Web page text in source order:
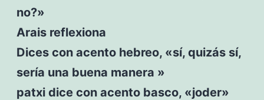
no?»
Arais reflexiona
Dices con acento hebreo, «sí, quizás sí,
sería una buena manera »
patxi dice con acento basco, «joder»